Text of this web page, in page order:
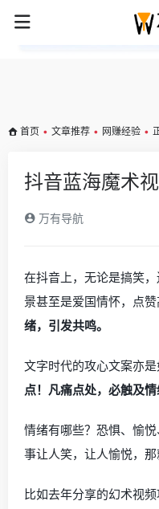
首页 • 文章推荐 • 网赚经验 •
抖音蓝海魔术
万有导航
在抖音上，无论是搞笑
景甚至是爱国情怀，点赞
绪，引发共鸣。
文字时代的攻心文案亦是
点！凡痛点处，必触及情
情绪有哪些？恐惧、愉
事让人笑，让人愉悦，那
比如去年分享的幻术视